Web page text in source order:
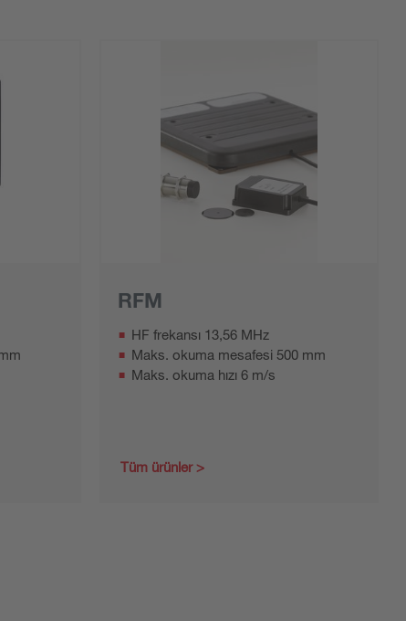
RFM
HF frekansı 13,56 MHz
Maks. okuma mesafesi 500 mm
Maks. okuma hızı 6 m/s
Tüm ürünler